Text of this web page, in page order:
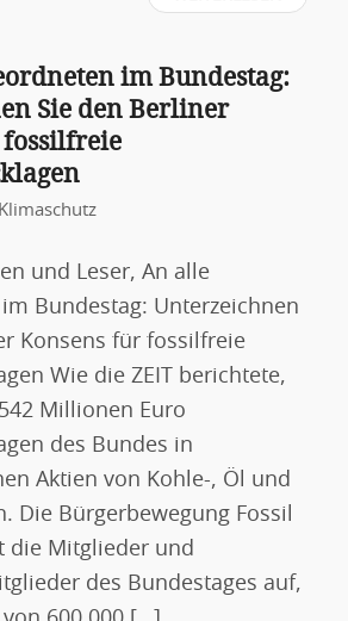
im Bundestag:
Sie den Berliner
Klimaschutz
und Leser, An alle
Bundestag: Unterzeichnen
Konsens für fossilfreie
Wie die ZEIT berichtete,
Millionen Euro
des Bundes in
Aktien von Kohle-, Öl und
Die Bürgerbewegung Fossil
die Mitglieder und
des Bundestages auf,